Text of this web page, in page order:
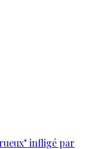
infligé par